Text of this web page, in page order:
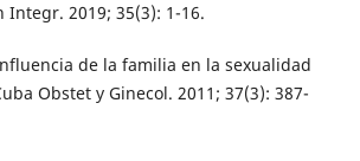
Integr. 2019; 35(3): 1-16.
de la familia en la sexualidad
Obstet y Ginecol. 2011; 37(3): 387-